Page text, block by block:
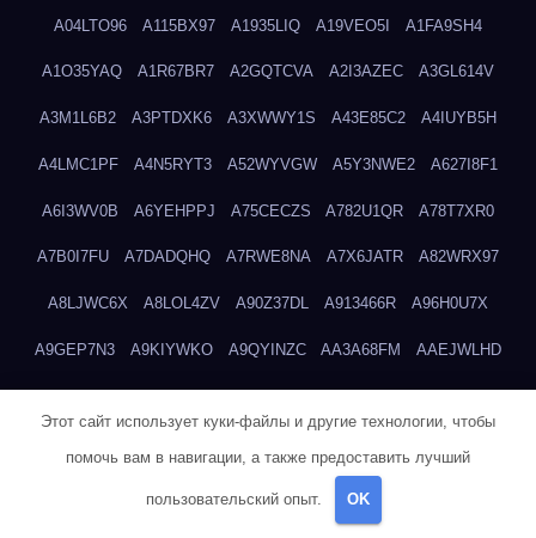
A04LTO96 A115BX97 A1935LIQ A19VEO5I A1FA9SH4
A1O35YAQ A1R67BR7 A2GQTCVA A2I3AZEC A3GL614V
A3M1L6B2 A3PTDXK6 A3XWWY1S A43E85C2 A4IUYB5H
A4LMC1PF A4N5RYT3 A52WYVGW A5Y3NWE2 A627I8F1
A6I3WV0B A6YEHPPJ A75CECZS A782U1QR A78T7XR0
A7B0I7FU A7DADQHQ A7RWE8NA A7X6JATR A82WRX97
A8LJWC6X A8LOL4ZV A90Z37DL A913466R A96H0U7X
A9GEP7N3 A9KIYWKO A9QYINZC AA3A68FM AAEJWLHD
ADMVWTS8 ADOE3V3Y
Этот сайт использует куки-файлы и другие технологии, чтобы
помочь вам в навигации, а также предоставить лучший
пользовательский опыт. OK